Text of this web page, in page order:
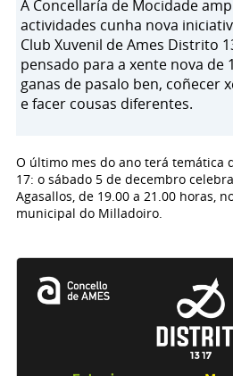
A Concellaría de Mocidade
actividades cunha nova
Club Xuvenil de Ames Distrito
pensado para a xente nova de
ganas de pasalo ben, coñecer
e facer cousas diferentes.
O último mes do ano terá temática
17: o sábado 5 de decembro
Agasallos, de 19.00 a 21.00 horas,
municipal do Milladoiro.